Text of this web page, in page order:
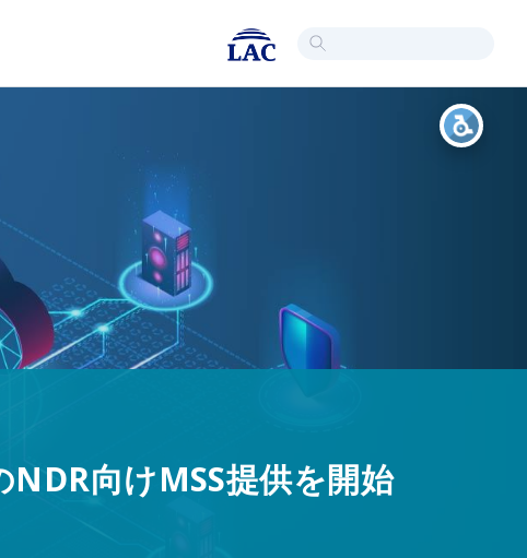
向けMSS提供を開始